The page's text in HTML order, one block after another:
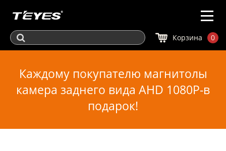
Корзина 0
Каждому покупателю магнитолы
камера заднего вида AHD 1080P-в
подарок!